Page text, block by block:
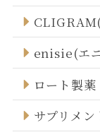
enisie(エ
ロート製薬
サプリメ